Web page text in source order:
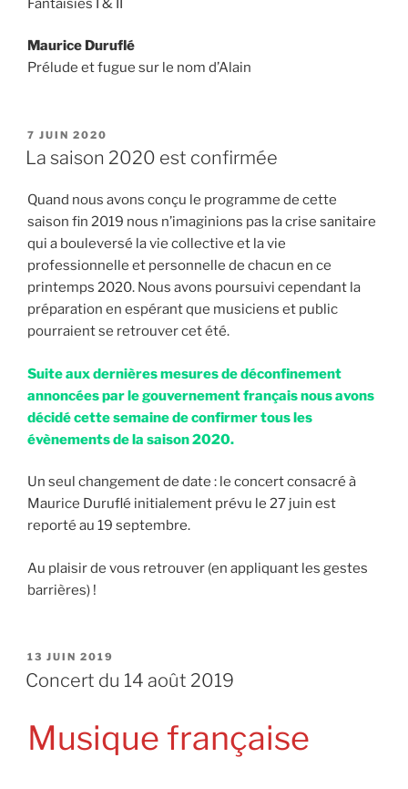
Maurice Duruflé
Prélude et fugue sur le nom d’Alain
PUBLIÉ
LE
7 JUIN 2020
La saison 2020 est confirmée
Quand nous avons conçu le programme de cette
saison fin 2019 nous n’imaginions pas la crise sanitaire
qui a bouleversé la vie collective et la vie
professionnelle et personnelle de chacun en ce
printemps 2020. Nous avons poursuivi cependant la
préparation en espérant que musiciens et public
pourraient se retrouver cet été.
Suite aux dernières mesures de déconfinement
annoncées par le gouvernement français nous avons
décidé cette semaine de confirmer tous les
évènements de la saison 2020.
Un seul changement de date : le concert consacré à
Maurice Duruflé initialement prévu le 27 juin est
reporté au 19 septembre.
Au plaisir de vous retrouver (en appliquant les gestes
barrières) !
PUBLIÉ
LE
13 JUIN 2019
Concert du 14 août 2019
Musique française